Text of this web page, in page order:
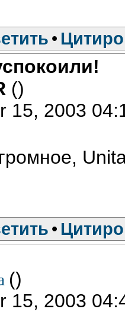
•
()
15, 2003
•
()
15, 2003